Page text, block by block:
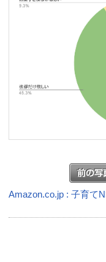
Amazon.co.jp : 子育て